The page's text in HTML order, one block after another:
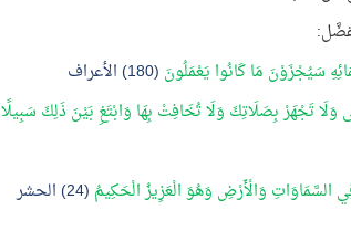
سَيُجْزَوْنَ مَا كَانُوا يَعْمَلُونَ (180) الأعراف
وَلَا تَجْهَرْ بِصَلَاتِكَ وَلَا تُخَافِتْ بِهَا وَابْتَغِ بَيْنَ ذَلِكَ سَبِيلًا
السَّمَاوَاتِ وَالْأَرْضِ وَهُوَ الْعَزِيزُ الْحَكِيمُ (24) الحشر